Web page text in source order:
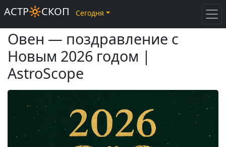
Овен — поздравление с
Новым 2026 годом |
AstroScope
АСТР🔆СКОП Сегодня